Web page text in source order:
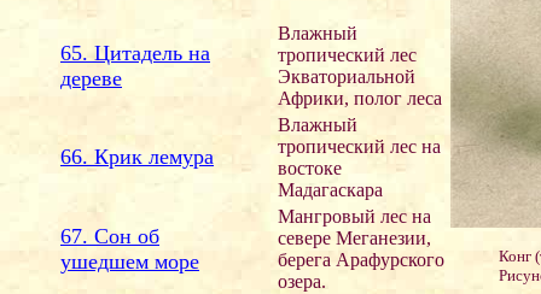
Конг
65. Цитадель на
дереве
Влажный
тропический лес
Экваториальной
Африки, полог леса
66. Крик лемура
Влажный
тропический лес на
востоке
Мадагаскара
67. Сон об
ушедшем море
Мангровый лес на
севере Меганезии,
берега Арафурского
озера.